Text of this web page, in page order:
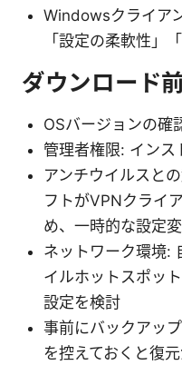
Windowsクライア
「設定の柔軟性」
ダウンロード
OSバージョンの確
管理者権限: インス
アンチウイルスと
フトがVPNクライ
め、一時的な設定
ネットワーク環境:
イルホットスポッ
設定を検討
事前にバックアッ
を控えておくと復